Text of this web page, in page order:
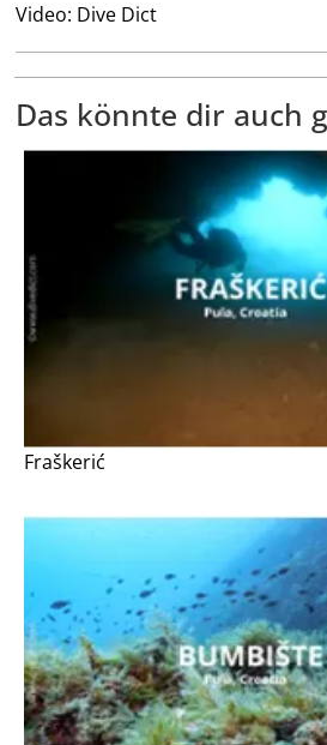
Video: Dive Dict
Das könnte dir auch
Fraškerić